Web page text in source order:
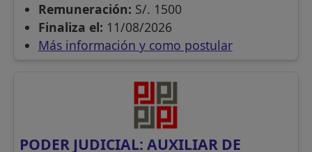
Remuneración: S/. 1500
Finaliza el: 11/08/2026
Más información y como postular
PODER JUDICIAL: AUXILIAR DE